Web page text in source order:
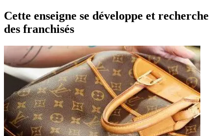
Cette enseigne se développe et recherche
des franchisés